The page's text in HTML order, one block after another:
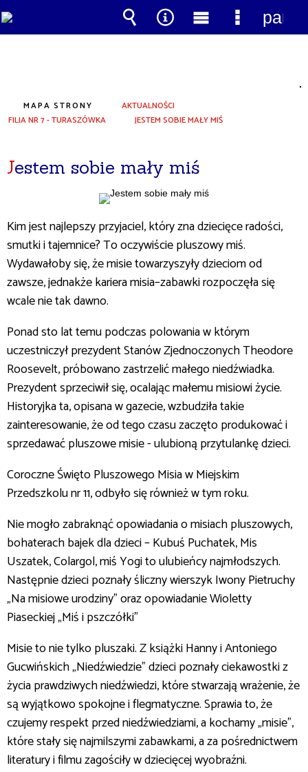
MAPA STRONY
AKTUALNOŚCI
FILIA NR 7 - TURASZÓWKA
JESTEM SOBIE MAŁY MIŚ
Jestem sobie mały miś
Kim jest najlepszy przyjaciel, który zna dziecięce radości,
smutki i tajemnice? To oczywiście pluszowy miś.
Wydawałoby się, że misie towarzyszyły dzieciom od
zawsze, jednakże kariera misia–zabawki rozpoczęła się
wcale nie tak dawno.
Ponad sto lat temu podczas polowania w którym
uczestniczył prezydent Stanów Zjednoczonych Theodore
Roosevelt, próbowano zastrzelić małego niedźwiadka.
Prezydent sprzeciwił się, ocalając małemu misiowi życie.
Historyjka ta, opisana w gazecie, wzbudziła takie
zainteresowanie, że od tego czasu zaczęto produkować i
sprzedawać pluszowe misie - ulubioną przytulankę dzieci.
Coroczne Święto Pluszowego Misia w Miejskim
Przedszkolu nr 11, odbyło się również w tym roku.
Nie mogło zabraknąć opowiadania o misiach pluszowych,
bohaterach bajek dla dzieci – Kubuś Puchatek, Mis
Uszatek, Colargol, miś Yogi to ulubieńcy najmłodszych.
Następnie dzieci poznały śliczny wierszyk Iwony Pietruchy
„Na misiowe urodziny” oraz opowiadanie Wioletty
Piaseckiej „Miś i pszczółki”
Misie to nie tylko pluszaki. Z książki Hanny i Antoniego
Gucwińskich „Niedźwiedzie” dzieci poznały ciekawostki z
życia prawdziwych niedźwiedzi, które stwarzają wrażenie, że
są wyjątkowo spokojne i flegmatyczne. Sprawia to, że
czujemy respekt przed niedźwiedziami, a kochamy „misie”,
które stały się najmilszymi zabawkami, a za pośrednictwem
literatury i filmu zagościły w dziecięcej wyobraźni.
Wyszukiwarka
Narzędzia
MenuMenu
panel